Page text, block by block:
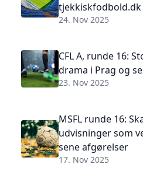
tjekkiskfodbold.dk
24. Nov 2025
CFL A, runde 16:
drama i Prag og
23. Nov 2025
MSFL runde 16:
udvisninger som
sene afgørelser
17. Nov 2025